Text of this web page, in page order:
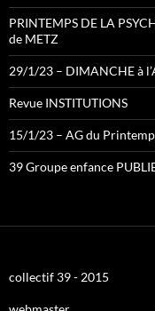
PRINTEMPS DE LA
de METZ
29/1/23 – DIMANCHE à
Revue INSTITUTIONS
15/1/23 – AG du
39 Groupe enfance
collectif 39 - 2015